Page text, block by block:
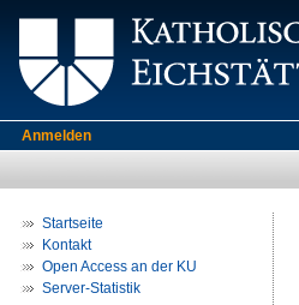
Anmelden
Startseite
Kontakt
Open Access an der KU
Server-Statistik